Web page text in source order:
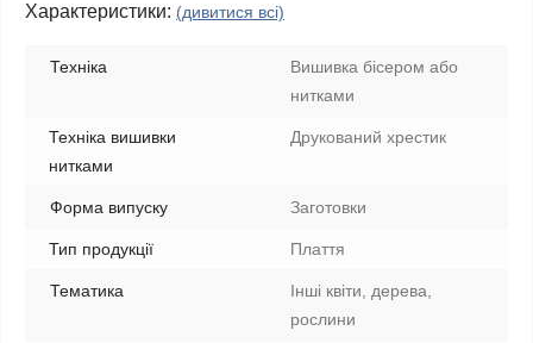
Характеристики: (дивитися всі)
Техніка
Вишивка бісером або
нитками
Техніка вишивки
нитками
Друкований хрестик
Форма випуску Заготовки
Тип продукції Плаття
Тематика
Інші квіти, дерева,
рослини